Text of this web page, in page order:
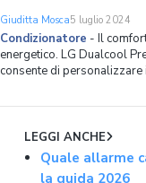
Giuditta Mosca5 luglio 2024
Condizionatore - Il
energetico. LG Dualcool
consente di
emettere aria,
LEGGI ANCHE
Quale allarme
la guida 2026